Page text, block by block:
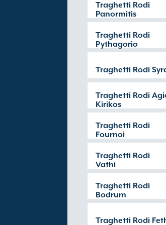
Traghetti Rodi
Panormitis
Traghetti Rodi
Pythagorio
Traghetti Rodi
Traghetti Rodi
Kirikos
Traghetti Rodi
Fournoi
Traghetti Rodi
Vathi
Traghetti Rodi
Bodrum
Traghetti Rodi